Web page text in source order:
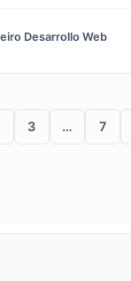
Desarrollo Web
3 … 7